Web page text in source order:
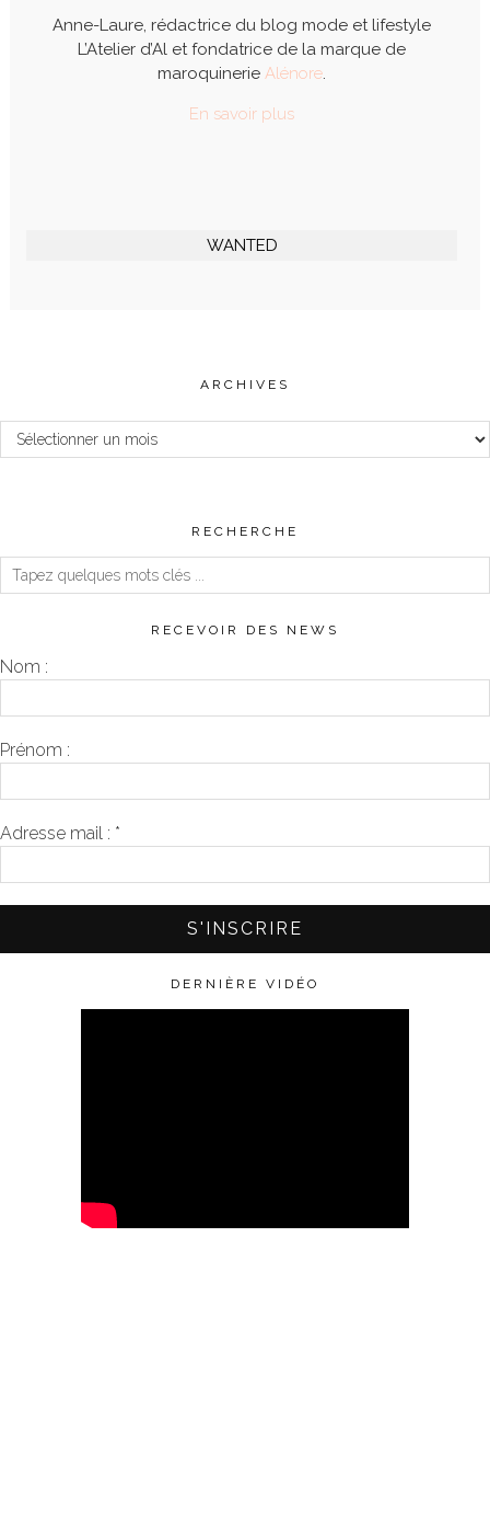
Anne-Laure, rédactrice du blog mode et lifestyle
L’Atelier d’Al et fondatrice de la marque de
maroquinerie Alénore.
En savoir plus
WANTED
ARCHIVES
Archives
RECHERCHE
RECEVOIR DES NEWS
Nom :
Prénom :
Adresse mail : *
DERNIÈRE VIDÉO